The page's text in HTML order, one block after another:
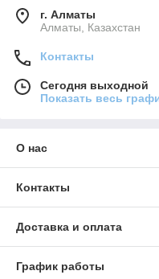
г. Алматы
Алматы, Казахстан
Контакты
Сегодня выходной
Показать весь
О нас
Контакты
Доставка и оплата
График работы